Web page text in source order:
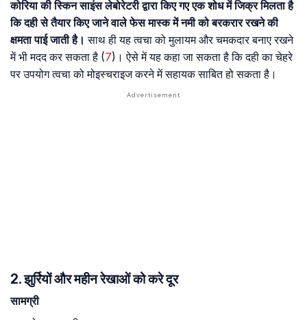
कोरिया की स्किन साइंस लेबोरेटरी द्वारा किए गए एक शोध में जिक्र मिलता है
कि दही से तैयार किए जाने वाले फेस मास्क में नमी को बरकरार रखने की
क्षमता पाई जाती है। साथ ही यह त्वचा को मुलायम और चमकदार बनाए रखने
में भी मदद कर सकता है (7)। ऐसे में यह कहा जा सकता है कि दही का चेहरे
पर उपयोग त्वचा को मोइस्चराइज करने में सहायक साबित हो सकता है।
2. झुर्रियों और महीन रेखाओं को करे दूर
सामग्री